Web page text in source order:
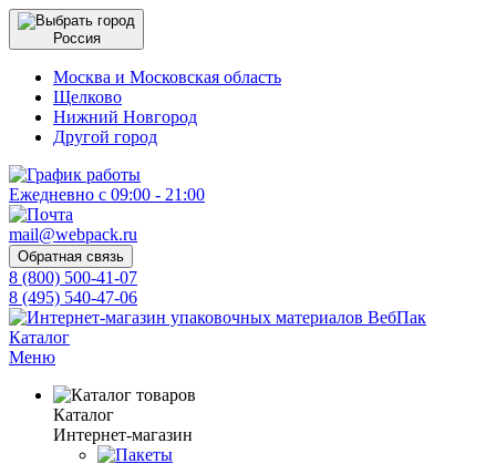
Россия
Москва и Московская область
Щелково
Нижний Новгород
Другой город
Ежедневно с 09:00 - 21:00
mail@webpack.ru
Обратная связь
8 (800) 500-41-07
8 (495) 540-47-06
Каталог
Меню
Каталог
Интернет-магазин